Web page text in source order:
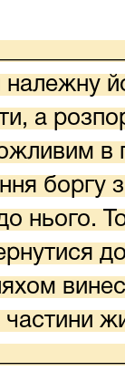
а
в
боргу
нього.